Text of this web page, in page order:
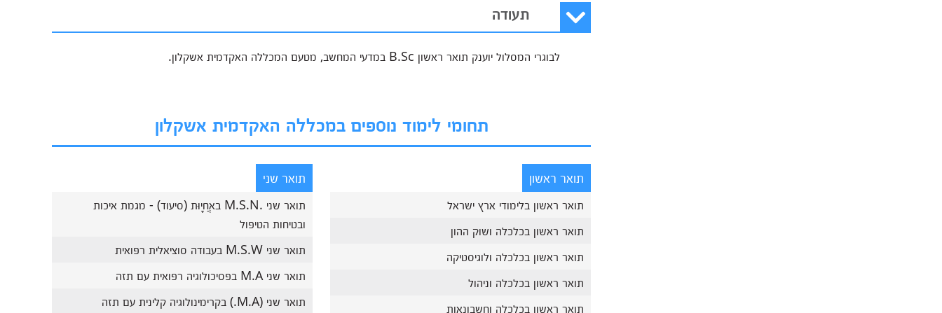
תעודה
לבוגרי המסלול יוענק תואר ראשון B.Sc במדעי המחשב, מטעם המכללה האקדמית אשקלון.
תחומי לימוד נוספים במכללה האקדמית אשקלון
תואר ראשון
תואר ראשון בלימודי ארץ ישראל
תואר ראשון בכלכלה ושוק ההון
תואר ראשון בכלכלה ולוגיסטיקה
תואר ראשון בכלכלה וניהול
תואר ראשון בכלכלה וחשבונאות
תואר שני
תואר שני .M.S.N באֲחָיוּת (סיעוד) - מגמת איכות
ובטיחות הטיפול
תואר שני M.S.W בעבודה סוציאלית רפואית
תואר שני M.A בפסיכולוגיה רפואית עם תזה
תואר שני (M.A.) בקרימינולוגיה קלינית עם תזה